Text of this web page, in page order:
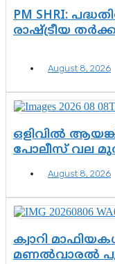
PM SHRI:
രാഷ്ട്രീയ
August 8, 2026
ഒളിവിൽ
പോലീസ് വല
എന്നത് മാത്രം
എന്തൊക്കെ
August 8, 2026
ക്വാറി
മണൽവാരൽ